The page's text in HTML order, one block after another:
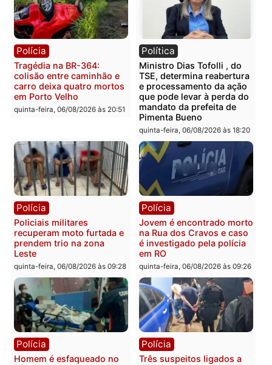
Categorias
Brasil
Você também vai querer ler...
Polícia
Tragédia na BR-364:
colisão entre caminhão e
carro deixa quatro mortos
em Porto Velho
quinta-feira, 06/08/2026 às 20:51
Política
Ministro Dias Tofolli , do
TSE, determina
e processamento da
que pode levar à perda
mandato da prefeita de
Pimenta Bueno
quinta-feira, 06/08/2026 às
Polícia Polícia